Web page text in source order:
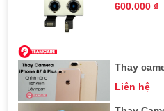
Dịch vụ thay Camera Sau
600.000 ₫
Thay
Liên hệ